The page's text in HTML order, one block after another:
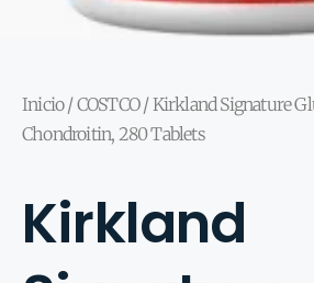
Inicio/COSTCO/ Kirkland Signature
Chondroitin, 280 Tablets
Kirkland